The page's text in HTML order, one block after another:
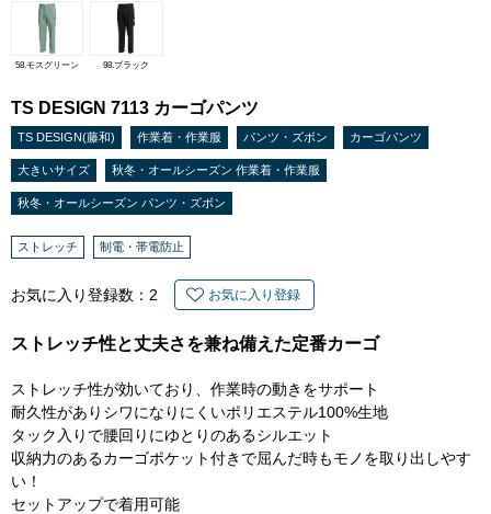
58.モスグリーン 98.ブラック
TS DESIGN 7113 カーゴパンツ
TS DESIGN(藤和) 作業着・作業服 パンツ・ズボン カーゴパンツ
大きいサイズ 秋冬・オールシーズン 作業着・作業服
秋冬・オールシーズン パンツ・ズボン
ストレッチ 制電・帯電防止
お気に入り登録数： 2 お気に入り登録
ストレッチ性と丈夫さを兼ね備えた定番カーゴ
ストレッチ性が効いており、作業時の動きをサポート
耐久性がありシワになりにくいポリエステル100%生地
タック入りで腰回りにゆとりのあるシルエット
収納力のあるカーゴポケット付きで屈んだ時もモノを取り出しやす
い！
セットアップで着用可能